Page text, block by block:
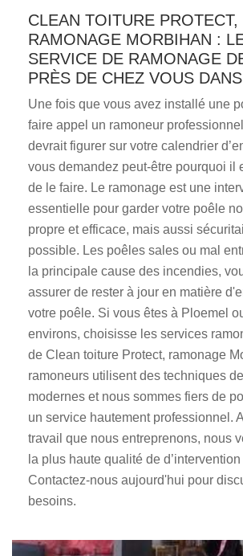
CLEAN TOITURE PROTECT,
RAMONAGE MORBIHAN :
SERVICE DE RAMONAGE
PRÈS DE CHEZ VOUS
Une fois que vous avez installé une
faire appel un ramoneur
devrait figurer sur votre calendrier
vous demandez peut-être pourquoi il
de le faire. Le ramonage est une
essentielle pour garder votre poêle
propre et efficace, mais aussi
possible. Les poêles sales ou mal
la principale cause des incendies,
assurer de rester à jour en matière
votre poêle. Si vous êtes à Ploemel
environs, choisisse les services
de Clean toiture Protect, ramonage
ramoneurs utilisent des techniques
modernes et nous sommes fiers de
un service hautement professionnel.
travail que nous entreprenons, nous
la plus haute qualité de
Contactez-nous aujourd'hui pour
besoins.